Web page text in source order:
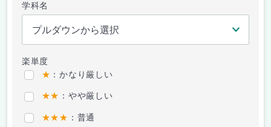
学科名
楽単度
★ ：かなり厳しい
★★ ：やや厳しい
★★★ ：普通